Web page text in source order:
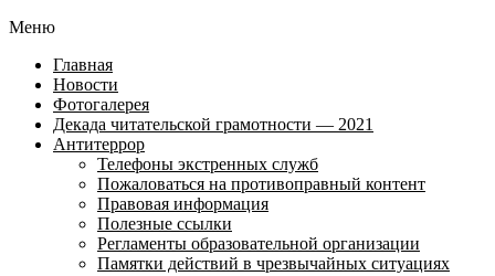
Меню
Главная
Новости
Фотогалерея
Декада читательской грамотности — 2021
Антитеррор
Телефоны экстренных служб
Пожаловаться на противоправный контент
Правовая информация
Полезные ссылки
Регламенты образовательной организации
Памятки действий в чрезвычайных ситуациях